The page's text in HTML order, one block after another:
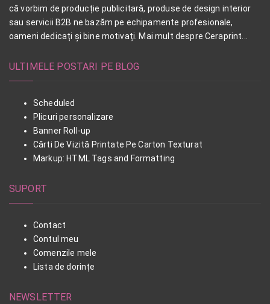
că vorbim de producție publicitară, produse de design interior
sau servicii B2B ne bazăm pe echipamente profesionale,
oameni dedicați și bine motivați. Mai mult despre Ceraprint...
ULTIMELE POSTARI PE BLOG
Scheduled
Plicuri personalizare
Banner Roll-up
Cărti De Vizită Printate Pe Carton Texturat
Markup: HTML Tags and Formatting
SUPORT
Contact
Contul meu
Comenzile mele
Lista de dorințe
NEWSLETTER